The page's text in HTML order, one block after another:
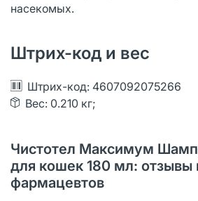
насекомых.
Штрих-код и вес
Штрих-код: 4607092075266
Вес: 0.210 кг;
Чистотел Максимум
для кошек 180 мл: отзывы
фармацевтов